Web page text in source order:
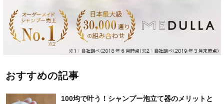
おすすめの記事
100均で叶う！シャンプー泡立て器のメリットと